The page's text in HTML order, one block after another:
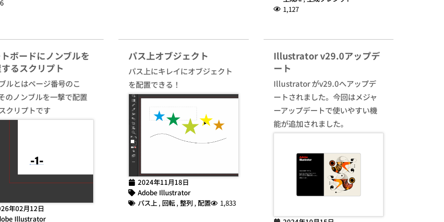
1,127
ボードにノンブルを
るスクリプト
ルとはページ番号のこ
のノンブルを一撃で配置
クリプトです
年02月12日
Illustrator
パス上オブジェクト
パス上にキレイにオブジェクト
を配置できる！
2024年11月18日
Adobe Illustrator
パス上 , 回転 , 整列 , 配置 1,833
Illustrator v29.0アップデ
ート
Illustrator がv29.0へアップデ
ートされました。今回はメジャ
ーアップデートで使いやすい機
能が追加されました。